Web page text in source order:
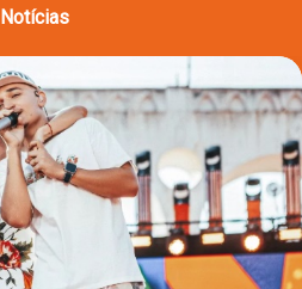
Notícias